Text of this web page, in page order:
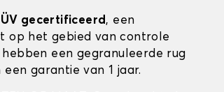
gecertificeerd, een
op het gebied van controle
een gegranuleerde rug
garantie van 1 jaar.